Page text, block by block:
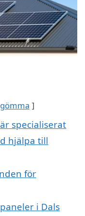
gömma
specialiserat
hjälpa till
för
i Dals